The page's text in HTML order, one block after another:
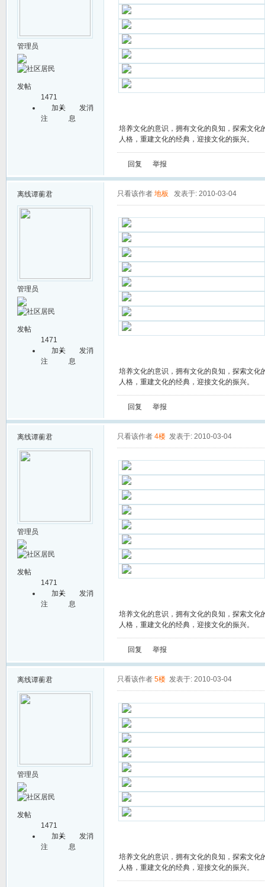
管理员
发帖
1471
加关
注
发消
息
培养文化的意识，拥有文化的良知，探索文
人格，重建文化的经典，迎接文化的振兴。
回复 举报
离线谭蘅君
管理员
发帖
1471
加关
注
发消
息
只看该作者 地板 发表于: 2010-03-04
培养文化的意识，拥有文化的良知，探索文
人格，重建文化的经典，迎接文化的振兴。
回复 举报
离线谭蘅君
管理员
发帖
1471
加关
注
发消
息
只看该作者 4楼 发表于: 2010-03-04
培养文化的意识，拥有文化的良知，探索文
人格，重建文化的经典，迎接文化的振兴。
回复 举报
离线谭蘅君
管理员
发帖
1471
加关
注
发消
息
只看该作者 5楼 发表于: 2010-03-04
培养文化的意识，拥有文化的良知，探索文
人格，重建文化的经典，迎接文化的振兴。